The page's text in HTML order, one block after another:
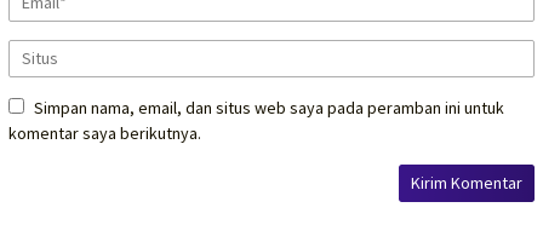
Simpan nama, email, dan situs web saya pada peramban ini untuk
komentar saya berikutnya.